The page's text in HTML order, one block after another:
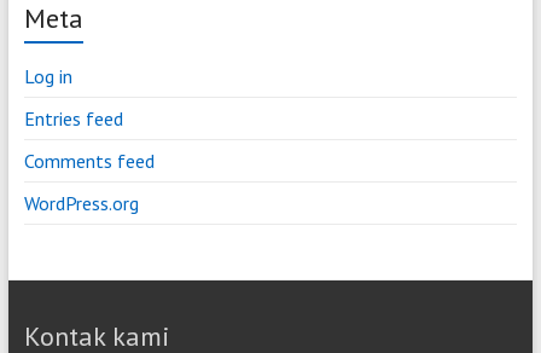
Meta
Log in
Entries feed
Comments feed
WordPress.org
Kontak kami